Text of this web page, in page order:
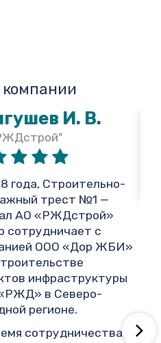
И. В.
года, Строительно-
трест №1 —
АО «РЖДстрой»
сотрудничает с
ООО «Дор ЖБИ»
инфраструктуры
в Северо-
регионе.
сотрудничества,